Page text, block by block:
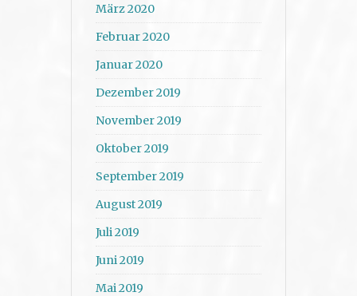
März 2020
Februar 2020
Januar 2020
Dezember 2019
November 2019
Oktober 2019
September 2019
August 2019
Juli 2019
Juni 2019
Mai 2019